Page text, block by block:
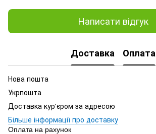
Написати відгук
Доставка Оплата
Нова пошта
Укрпошта
Доставка кур'єром за адресою
Більше інформації про доставку
Оплата на рахунок